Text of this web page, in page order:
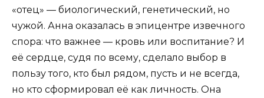
«отец» — биологический, генетический, но
чужой. Анна оказалась в эпицентре извечного
спора: что важнее — кровь или воспитание? И
её сердце, судя по всему, сделало выбор в
пользу того, кто был рядом, пусть и не всегда,
но кто сформировал её как личность. Она